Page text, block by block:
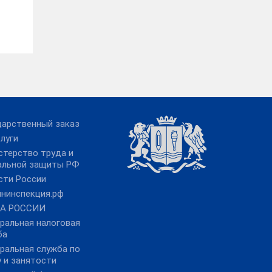
заказ
труда и
защиты РФ
России
РОССИИ
налоговая
служба по
и занятости